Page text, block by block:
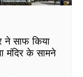
ने साफ किया
मंदिर के सामने